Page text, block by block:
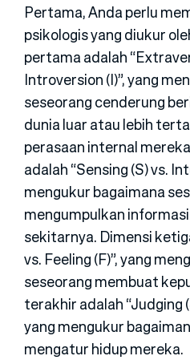
Pertama, Anda perlu
psikologis yang diukur
pertama adalah
Introversion (I)”, yang
seseorang cenderung
dunia luar atau lebih
perasaan internal
adalah “Sensing (S) vs.
mengukur bagaimana
mengumpulkan
sekitarnya. Dimensi
vs. Feeling (F)”, yang
seseorang membuat
terakhir adalah “Judging
yang mengukur
mengatur hidup mereka.